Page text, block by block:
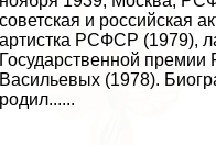
советская и российская
артистка РСФСР (1979),
Государственной
Васильевых (1978).
родил......